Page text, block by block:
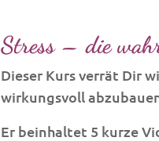
Stress – die
Dieser Kurs verrät Dir
wirkungsvoll
Er beinhaltet 5 kurze